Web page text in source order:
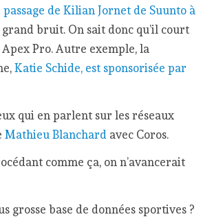
passage de Kilian Jornet de Suunto à
bruit. On sait donc qu’il court
Apex Pro. Autre exemple, la
Katie Schide, est sponsorisée par
qui en parlent sur les réseaux
Mathieu Blanchard avec Coros.
comme ça, on n’avancerait
grosse base de données sportives ?